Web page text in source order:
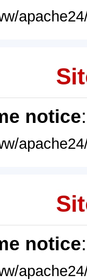
notice
notice